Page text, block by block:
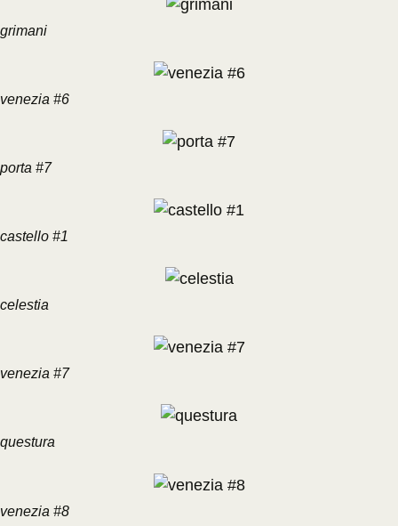
grimani
venezia #6
porta #7
castello #1
celestia
venezia #7
questura
venezia #8